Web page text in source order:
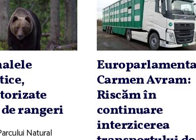
rangeri
Natural
Carmen Avram:
Riscăm în
continuare
interzicerea